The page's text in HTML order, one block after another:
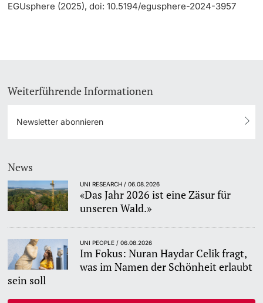
EGUsphere (2025), doi: 10.5194/egusphere-2024-3957
Weiterführende Informationen
Newsletter abonnieren
News
UNI RESEARCH / 06.08.2026
«Das Jahr 2026 ist eine Zäsur für
unseren Wald.»
UNI PEOPLE / 06.08.2026
Im Fokus: Nuran Haydar Celik fragt,
was im Namen der Schönheit erlaubt
sein soll